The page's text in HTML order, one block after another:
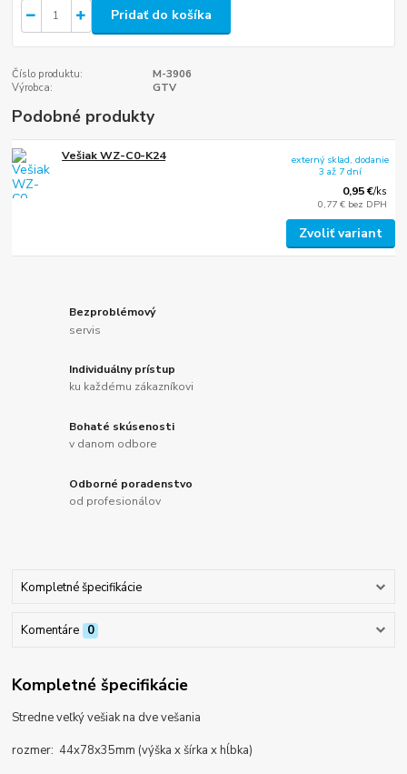
Pridať do košíka
Číslo produktu:
M-3906
Výrobca:
GTV
Podobné produkty
Vešiak WZ-C0-K24
0,95 €/ks
0,77 € bez DPH
externý sklad, dodanie
3 až 7 dní
Zvoliť variant
Bezproblémový
servis
Individuálny prístup
ku každému zákazníkovi
Bohaté skúsenosti
v danom odbore
Odborné poradenstvo
od profesionálov
Kompletné špecifikácie
Komentáre 0
Kompletné špecifikácie
Stredne veľký vešiak na dve vešania
rozmer: 44x78x35mm (výška x šírka x hĺbka)